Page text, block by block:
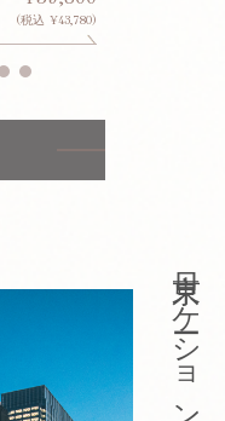
(税込 ¥43,780)